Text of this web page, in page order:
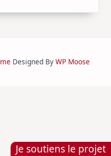
Je soutiens le projet
Designed By WP Moose